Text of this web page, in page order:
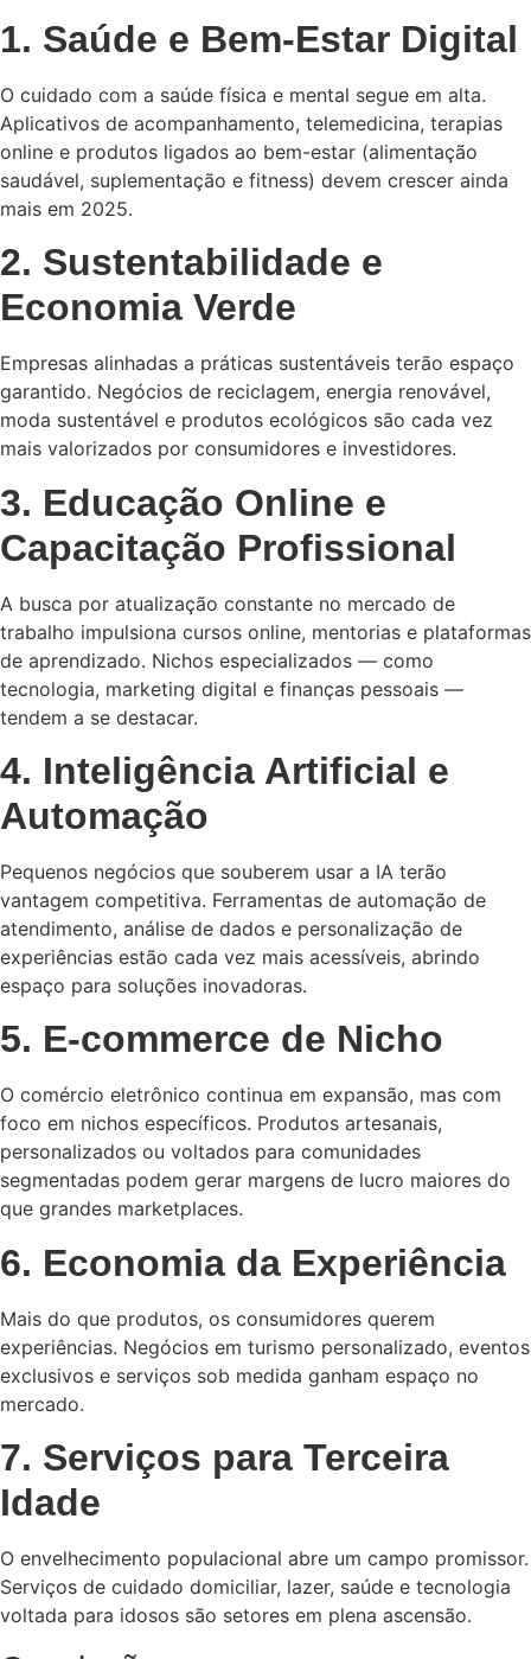
1. Saúde e Bem-Estar Digital
O cuidado com a saúde física e mental segue em alta.
Aplicativos de acompanhamento, telemedicina, terapias
online e produtos ligados ao bem-estar (alimentação
saudável, suplementação e fitness) devem crescer ainda
mais em 2025.
2. Sustentabilidade e
Economia Verde
Empresas alinhadas a práticas sustentáveis terão espaço
garantido. Negócios de reciclagem, energia renovável,
moda sustentável e produtos ecológicos são cada vez
mais valorizados por consumidores e investidores.
3. Educação Online e
Capacitação Profissional
A busca por atualização constante no mercado de
trabalho impulsiona cursos online, mentorias e plataformas
de aprendizado. Nichos especializados — como
tecnologia, marketing digital e finanças pessoais —
tendem a se destacar.
4. Inteligência Artificial e
Automação
Pequenos negócios que souberem usar a IA terão
vantagem competitiva. Ferramentas de automação de
atendimento, análise de dados e personalização de
experiências estão cada vez mais acessíveis, abrindo
espaço para soluções inovadoras.
5. E-commerce de Nicho
O comércio eletrônico continua em expansão, mas com
foco em nichos específicos. Produtos artesanais,
personalizados ou voltados para comunidades
segmentadas podem gerar margens de lucro maiores do
que grandes marketplaces.
6. Economia da Experiência
Mais do que produtos, os consumidores querem
experiências. Negócios em turismo personalizado, eventos
exclusivos e serviços sob medida ganham espaço no
mercado.
7. Serviços para Terceira
Idade
O envelhecimento populacional abre um campo promissor.
Serviços de cuidado domiciliar, lazer, saúde e tecnologia
voltada para idosos são setores em plena ascensão.